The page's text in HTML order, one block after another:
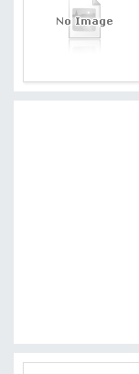
簡體書
外文書